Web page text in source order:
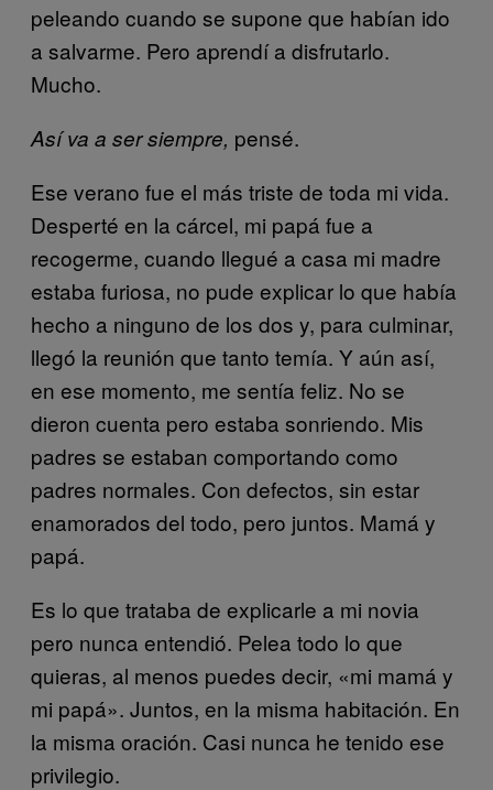
peleando cuando se supone que habían ido
a salvarme. Pero aprendí a disfrutarlo.
Mucho.
Así va a ser siempre, pensé.
Ese verano fue el más triste de toda mi vida.
Desperté en la cárcel, mi papá fue a
recogerme, cuando llegué a casa mi madre
estaba furiosa, no pude explicar lo que había
hecho a ninguno de los dos y, para culminar,
llegó la reunión que tanto temía. Y aún así,
en ese momento, me sentía feliz. No se
dieron cuenta pero estaba sonriendo. Mis
padres se estaban comportando como
padres normales. Con defectos, sin estar
enamorados del todo, pero juntos. Mamá y
papá.
Es lo que trataba de explicarle a mi novia
pero nunca entendió. Pelea todo lo que
quieras, al menos puedes decir, «mi mamá y
mi papá». Juntos, en la misma habitación. En
la misma oración. Casi nunca he tenido ese
privilegio.